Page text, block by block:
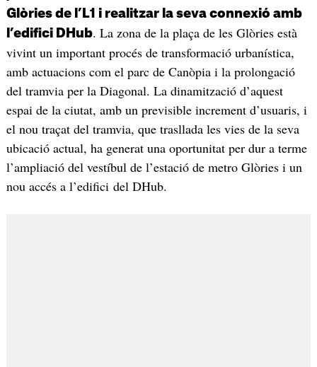
Glòries de l’L1 i realitzar la seva connexió amb
l’edifici DHub. La zona de la plaça de les Glòries està
vivint un important procés de transformació urbanística,
amb actuacions com el parc de Canòpia i la prolongació
del tramvia per la Diagonal. La dinamització d’aquest
espai de la ciutat, amb un previsible increment d’usuaris, i
el nou traçat del tramvia, que trasllada les vies de la seva
ubicació actual, ha generat una oportunitat per dur a terme
l’ampliació del vestíbul de l’estació de metro Glòries i un
nou accés a l’edifici del DHub.